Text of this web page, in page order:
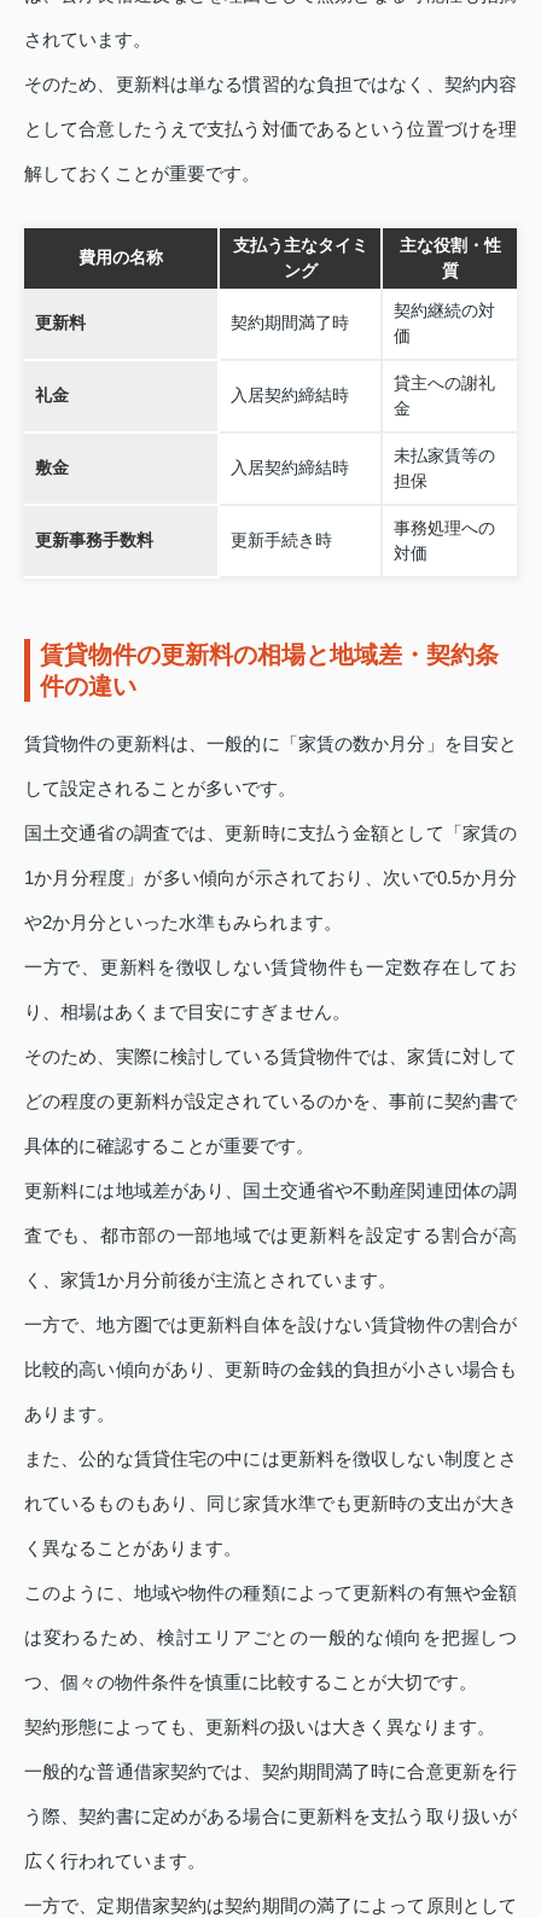
されています。
そのため、更新料は単なる慣習的な負担ではなく、契約内容
として合意したうえで支払う対価であるという位置づけを理
解しておくことが重要です。
費用の名称
支払う主なタイミ
ング
主な役割・性
質
更新料 契約期間満了時
契約継続の対
価
礼金 入居契約締結時
貸主への謝礼
金
敷金 入居契約締結時
未払家賃等の
担保
更新事務手数料 更新手続き時
事務処理への
対価
賃貸物件の更新料の相場と地域差・契約条
件の違い
賃貸物件の更新料は、一般的に「家賃の数か月分」を目安と
して設定されることが多いです。
国土交通省の調査では、更新時に支払う金額として「家賃の
1か月分程度」が多い傾向が示されており、次いで0.5か月分
や2か月分といった水準もみられます。
一方で、更新料を徴収しない賃貸物件も一定数存在してお
り、相場はあくまで目安にすぎません。
そのため、実際に検討している賃貸物件では、家賃に対して
どの程度の更新料が設定されているのかを、事前に契約書で
具体的に確認することが重要です。
更新料には地域差があり、国土交通省や不動産関連団体の調
査でも、都市部の一部地域では更新料を設定する割合が高
く、家賃1か月分前後が主流とされています。
一方で、地方圏では更新料自体を設けない賃貸物件の割合が
比較的高い傾向があり、更新時の金銭的負担が小さい場合も
あります。
また、公的な賃貸住宅の中には更新料を徴収しない制度とさ
れているものもあり、同じ家賃水準でも更新時の支出が大き
く異なることがあります。
このように、地域や物件の種類によって更新料の有無や金額
は変わるため、検討エリアごとの一般的な傾向を把握しつ
つ、個々の物件条件を慎重に比較することが大切です。
契約形態によっても、更新料の扱いは大きく異なります。
一般的な普通借家契約では、契約期間満了時に合意更新を行
う際、契約書に定めがある場合に更新料を支払う取り扱いが
広く行われています。
一方で、定期借家契約は契約期間の満了によって原則として